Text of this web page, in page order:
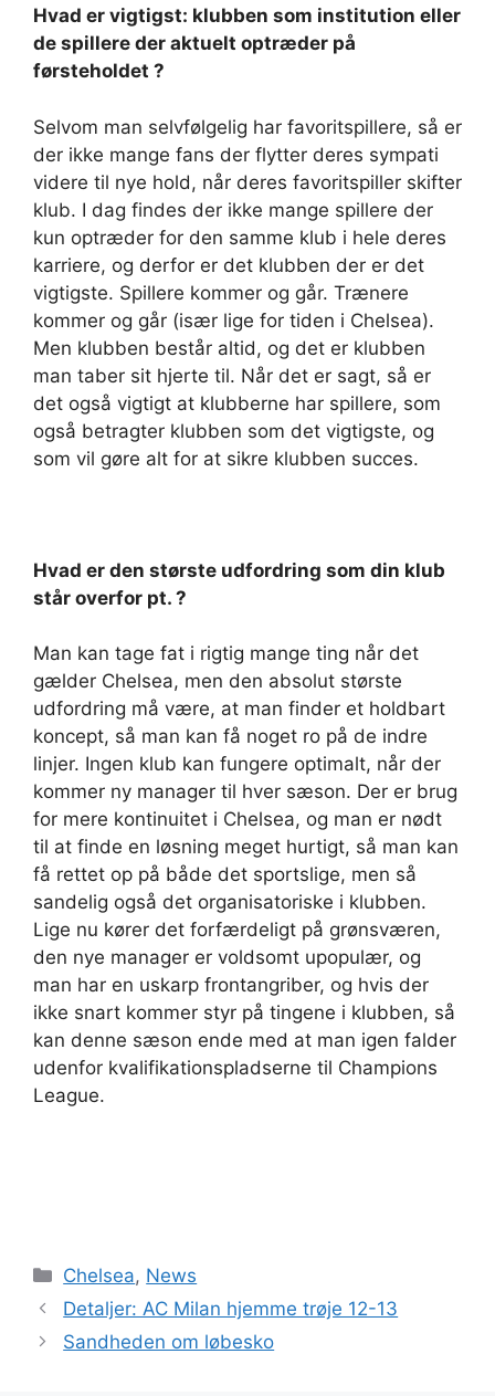
Hvad er vigtigst: klubben som institution eller
de spillere der aktuelt optræder på
førsteholdet ?
Selvom man selvfølgelig har favoritspillere, så er
der ikke mange fans der flytter deres sympati
videre til nye hold, når deres favoritspiller skifter
klub. I dag findes der ikke mange spillere der
kun optræder for den samme klub i hele deres
karriere, og derfor er det klubben der er det
vigtigste. Spillere kommer og går. Trænere
kommer og går (især lige for tiden i Chelsea).
Men klubben består altid, og det er klubben
man taber sit hjerte til. Når det er sagt, så er
det også vigtigt at klubberne har spillere, som
også betragter klubben som det vigtigste, og
som vil gøre alt for at sikre klubben succes.
Hvad er den største udfordring som din klub
står overfor pt. ?
Man kan tage fat i rigtig mange ting når det
gælder Chelsea, men den absolut største
udfordring må være, at man finder et holdbart
koncept, så man kan få noget ro på de indre
linjer. Ingen klub kan fungere optimalt, når der
kommer ny manager til hver sæson. Der er brug
for mere kontinuitet i Chelsea, og man er nødt
til at finde en løsning meget hurtigt, så man kan
få rettet op på både det sportslige, men så
sandelig også det organisatoriske i klubben.
Lige nu kører det forfærdeligt på grønsværen,
den nye manager er voldsomt upopulær, og
man har en uskarp frontangriber, og hvis der
ikke snart kommer styr på tingene i klubben, så
kan denne sæson ende med at man igen falder
udenfor kvalifikationspladserne til Champions
League.
Kategorier
Chelsea, News
Detaljer: AC Milan hjemme trøje 12-13
Sandheden om løbesko